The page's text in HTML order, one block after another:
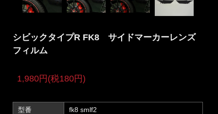
シビックタイプR FK8 サイドマーカーレンズ
フィルム
1,980円(税180円)
型番 fk8 smlf2